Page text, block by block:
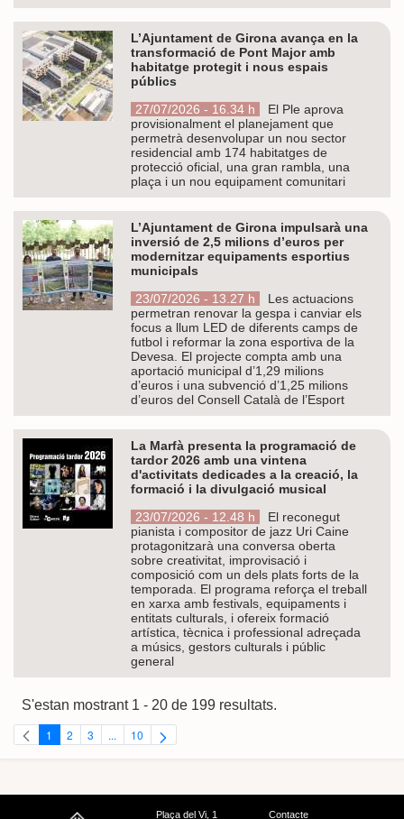
L’Ajuntament de Girona avança en la
transformació de Pont Major amb
habitatge protegit i nous espais
públics
27/07/2026 - 16.34 h
El Ple aprova
provisionalment el planejament que
permetrà desenvolupar un nou sector
residencial amb 174 habitatges de
protecció oficial, una gran rambla, una
plaça i un nou equipament comunitari
L’Ajuntament de Girona impulsarà una
inversió de 2,5 milions d’euros per
modernitzar equipaments esportius
municipals
23/07/2026 - 13.27 h
Les actuacions
permetran renovar la gespa i canviar els
focus a llum LED de diferents camps de
futbol i reformar la zona esportiva de la
Devesa. El projecte compta amb una
aportació municipal d’1,29 milions
d’euros i una subvenció d’1,25 milions
d’euros del Consell Català de l’Esport
La Marfà presenta la programació de
tardor 2026 amb una vintena
d'activitats dedicades a la creació, la
formació i la divulgació musical
23/07/2026 - 12.48 h
El reconegut
pianista i compositor de jazz Uri Caine
protagonitzarà una conversa oberta
sobre creativitat, improvisació i
composició com un dels plats forts de la
temporada. El programa reforça el treball
en xarxa amb festivals, equipaments i
entitats culturals, i ofereix formació
artística, tècnica i professional adreçada
a músics, gestors culturals i públic
general
S'estan mostrant 1 - 20 de 199 resultats.
Pàgina
1 Pàgina
2 Pàgina
3 ...Pàgines intermèdies Utilitzeu TAB per navegar.
Pàgina
10
Plaça del Vi, 1 Contacte